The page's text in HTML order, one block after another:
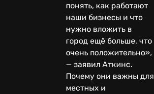
понять, как работают
наши бизнесы и что
нужно вложить в
город ещё больше, что
очень положительно»,
— заявил Аткинс.
Почему они важны для
местных и